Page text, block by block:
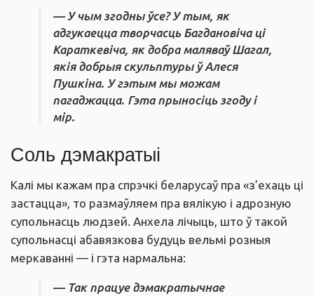
— У чым згодны ўсе? У тым, як
адгукаецца творчасць Багдановіча ці
Караткевіча, як добра маляваў Шагал,
якія добрыя скульптуры ў Алеся
Пушкіна. У гэтым мы можам
пагаджацца. Гэта прыносіць згоду і
мір.
Соль дэмакратыі
Калі мы кажам пра спрэчкі беларусаў пра «з’ехаць ці
застацца», то размаўляем пра вялікую і адрозную
супольнасць людзей. Анхела лічыць, што ў такой
супольнасці абавязкова будуць вельмі розныя
меркаванні — і гэта нармальна:
— Так працуе дэмакратычнае